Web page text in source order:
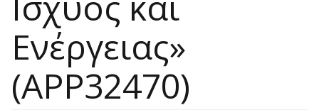
Ενέργειας»
(APP32470)